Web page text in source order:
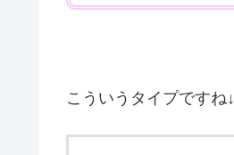
こういうタイプですね↓